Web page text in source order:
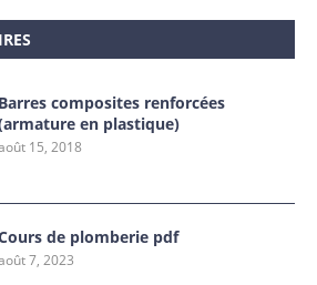
Barres composites renforcées
en plastique)
15, 2018
de plomberie pdf
7, 2023